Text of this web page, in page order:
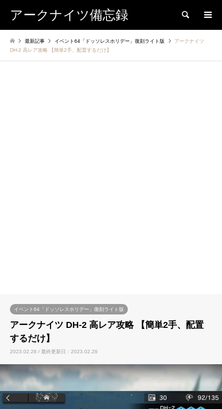
アークナイツ備忘録 検索
最新記事 イベント64「ドッソレスホリデー」復刻ライト版
アークナイツ
DH-2 高レア攻略 【簡単2手、配置するだけ】
イベント64「ドッソレスホリデー」復刻ライト版
アークナイツ DH-2 高レア攻略 【簡単2手、配置
するだけ】
2023.02.28 / 最終更新日：2023.02.28